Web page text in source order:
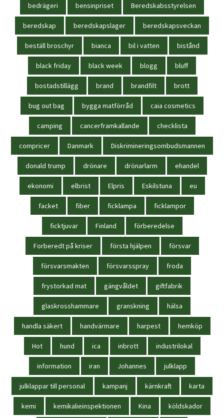
bedrägeri bensinpriset Beredskabsstyrelsen
beredskap beredskapslager beredskapsveckan
beställ broschyr bianca bil i vatten bistånd
black friday black week blogg bluff
bostadstillägg brand brandfilt brott
bug out bag bygga matförråd caia cosmetics
camping cancerframkallande checklista
compricer Danmark Diskrimineringsombudsmannen
donald trump drönare drönarlarm ehandel
ekonomi elbrist Elpris Eskilstuna eu
facket fiber ficklampa ficklampor
ficktjuvar Finland förberedelse
Forberedt på kriser första hjälpen försvar
försvarsmakten försvarsspray froda
frystorkad mat gängvåldet giftfabrik
glaskrosshammare granskning hälsa
handla säkert handvärmare harpest hemköp
Hot hund ica inbrott industrilokal
information iran Johannes julklapp
julklappar till personal kampanj kärnkraft karta
kemi kemikalieinspektionen Kina köldskador